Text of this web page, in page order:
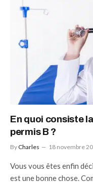
En quoi consiste
permis B ?
By Charles 18 novembre
Vous vous êtes enfin
est une bonne chose.